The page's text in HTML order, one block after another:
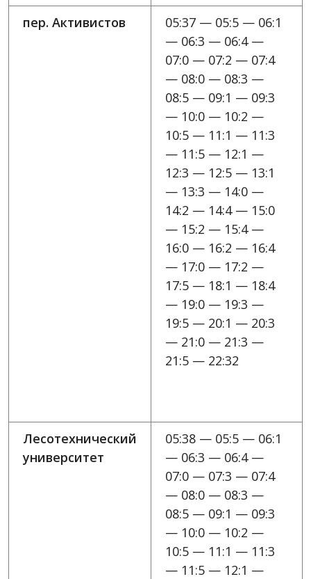
пер. Активистов
05:37 — 05:5 — 06:1
— 06:3 — 06:4 —
07:0 — 07:2 — 07:4
— 08:0 — 08:3 —
08:5 — 09:1 — 09:3
— 10:0 — 10:2 —
10:5 — 11:1 — 11:3
— 11:5 — 12:1 —
12:3 — 12:5 — 13:1
— 13:3 — 14:0 —
14:2 — 14:4 — 15:0
— 15:2 — 15:4 —
16:0 — 16:2 — 16:4
— 17:0 — 17:2 —
17:5 — 18:1 — 18:4
— 19:0 — 19:3 —
19:5 — 20:1 — 20:3
— 21:0 — 21:3 —
21:5 — 22:32
Лесотехнический
университет
05:38 — 05:5 — 06:1
— 06:3 — 06:4 —
07:0 — 07:3 — 07:4
— 08:0 — 08:3 —
08:5 — 09:1 — 09:3
— 10:0 — 10:2 —
10:5 — 11:1 — 11:3
— 11:5 — 12:1 —